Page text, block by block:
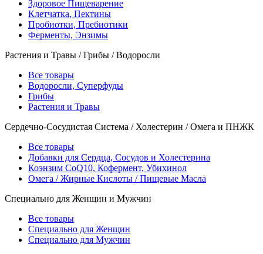
Здоровое Пищеварение
Клетчатка, Пектины
Пробиотки, Пребиотики
Ферменты, Энзимы
Растения и Травы / Грибы / Водоросли
Все товары
Водоросли, Суперфуды
Грибы
Растения и Травы
Сердечно-Сосудистая Система / Холестерин / Омега и ПНЖК
Все товары
Добавки для Сердца, Сосудов и Холестерина
Коэнзим CoQ10, Кофермент, Убихинол
Омега / Жирные Кислоты / Пищевые Масла
Специально для Женщин и Мужчин
Все товары
Специально для Женщин
Специально для Мужчин